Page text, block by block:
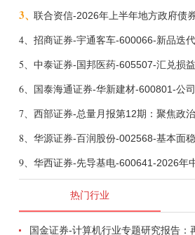
3、
4、
5、
6、
7、
8、
9、
热门行业
国金证券-计算机行业专题研究报告：